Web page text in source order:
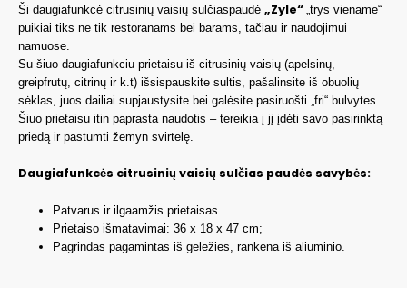
Ši daugiafunkcė citrusinių vaisių sulčiaspaudė „Zyle“ „trys viename“
puikiai tiks ne tik restoranams bei barams, tačiau ir naudojimui
namuose.
Su šiuo daugiafunkciu prietaisu iš citrusinių vaisių (apelsinų,
greipfrutų, citrinų ir k.t) išsispauskite sultis, pašalinsite iš obuolių
sėklas, juos dailiai supjaustysite bei galėsite pasiruošti „fri“ bulvytes.
Šiuo prietaisu itin paprasta naudotis – tereikia į jį įdėti savo pasirinktą
priedą ir pastumti žemyn svirtelę.
Daugiafunkcės citrusinių vaisių sulčias paudės savybės:
Patvarus ir ilgaamžis prietaisas.
Prietaiso išmatavimai: 36 x 18 x 47 cm;
Pagrindas pagamintas iš geležies, rankena iš aliuminio.